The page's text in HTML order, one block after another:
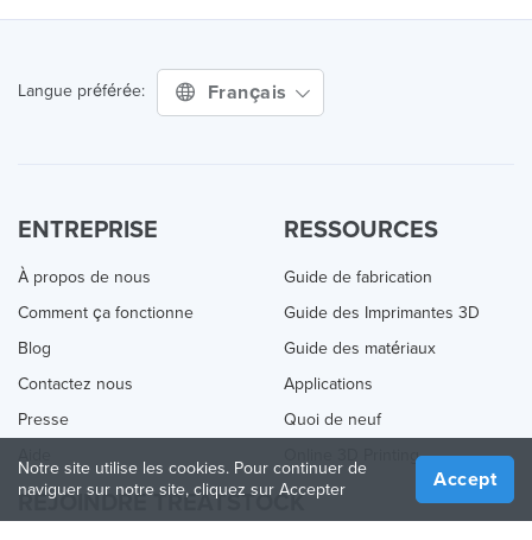
Langue préférée: Français
ENTREPRISE
À propos de nous
Comment ça fonctionne
Blog
Contactez nous
Presse
RESSOURCES
Guide de fabrication
Guide des Imprimantes 3D
Guide des matériaux
Applications
Quoi de neuf
Online 3D Printing
REJOINDRE TREATSTOCK
Notre site utilise les cookies. Pour continuer de
naviguer sur notre site, cliquez sur Accepter
Accept